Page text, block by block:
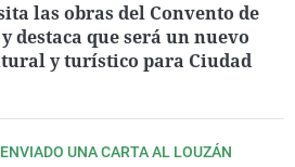
las obras del Convento de
destaca que será un nuevo
y turístico para Ciudad
UNA CARTA AL LOUZÁN